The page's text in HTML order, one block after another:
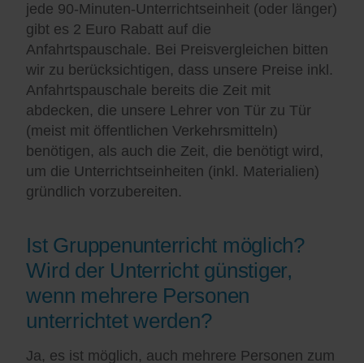
jede 90-Minuten-Unterrichtseinheit (oder länger)
gibt es 2 Euro Rabatt auf die
Anfahrtspauschale. Bei Preisvergleichen bitten
wir zu berücksichtigen, dass unsere Preise inkl.
Anfahrtspauschale bereits die Zeit mit
abdecken, die unsere Lehrer von Tür zu Tür
(meist mit öffentlichen Verkehrsmitteln)
benötigen, als auch die Zeit, die benötigt wird,
um die Unterrichtseinheiten (inkl. Materialien)
gründlich vorzubereiten.
Ist Gruppenunterricht möglich?
Wird der Unterricht günstiger,
wenn mehrere Personen
unterrichtet werden?
Ja, es ist möglich, auch mehrere Personen zum